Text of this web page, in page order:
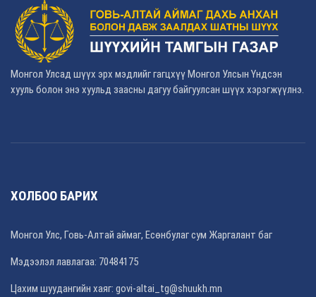
Монгол Улсад шүүх эрх мэдлийг гагцхүү Монгол Улсын Үндсэн
хууль болон энэ хуульд заасны дагуу байгуулсан шүүх хэрэгжүүлнэ.
ХОЛБОО БАРИХ
Монгол Улс, Говь-Алтай аймаг, Есөнбулаг сум Жаргалант баг
Мэдээлэл лавлагаа: 70484175
Цахим шуудангийн хаяг: govi-altai_tg@shuukh.mn